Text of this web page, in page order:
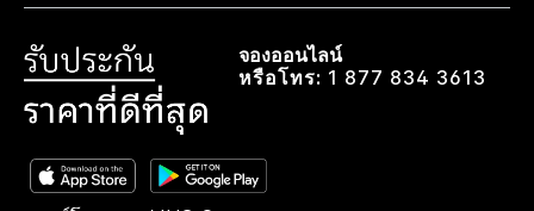
จองออนไลน์
หรือโทร: 1 877 834 3613